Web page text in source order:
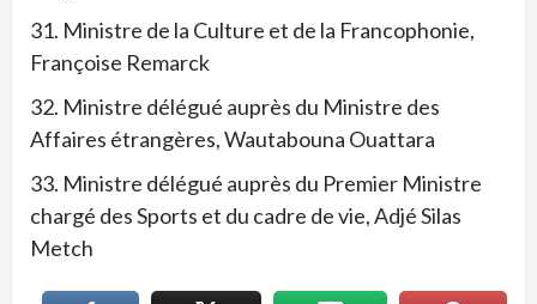
31. Ministre de la Culture et de la Francophonie,
Françoise Remarck
32. Ministre délégué auprès du Ministre des
Affaires étrangères, Wautabouna Ouattara
33. Ministre délégué auprès du Premier Ministre
chargé des Sports et du cadre de vie, Adjé Silas
Metch